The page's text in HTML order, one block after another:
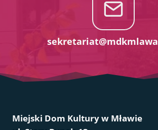
Miejski Dom Kultury w Mławie